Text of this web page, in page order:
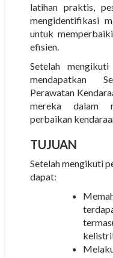
latihan praktis,
mengidentifikasi
untuk
efisien.
Setelah
mendapatkan
Perawatan
mereka dalam
perbaikan
TUJUAN
Setelah mengikuti
dapat: